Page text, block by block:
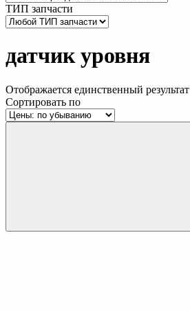
ТИП запчасти
датчик уровня
Отображается единственный результат
Сортировать по